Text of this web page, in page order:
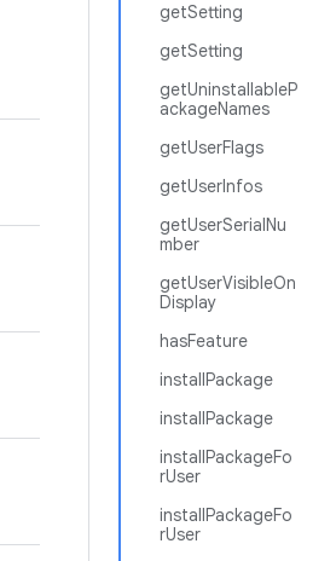
getSetting
getSetting
getUninstallableP
ackageNames
getUserFlags
getUserInfos
getUserSerialNu
mber
getUserVisibleOn
Display
hasFeature
installPackage
installPackage
installPackageFo
rUser
installPackageFo
rUser